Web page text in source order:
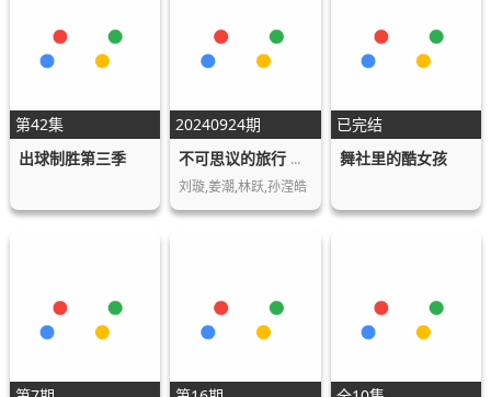
第42集
出球制胜第三季
20240924期
不可思议的旅行 亚洲篇
刘璇,姜潮,林跃,孙滢皓
已完结
舞社里的酷女孩